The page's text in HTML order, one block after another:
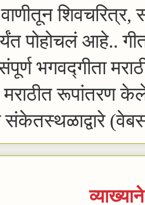
वाणीतून
पोहोचलं आहे..
संपूर्ण भगवद्गीता
मराठीत रूपांतरण